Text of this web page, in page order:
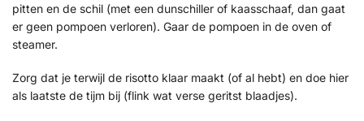
pitten en de schil (met een dunschiller of kaasschaaf, dan gaat
er geen pompoen verloren). Gaar de pompoen in de oven of
steamer.
Zorg dat je terwijl de risotto klaar maakt (of al hebt) en doe hier
als laatste de tijm bij (flink wat verse geritst blaadjes).